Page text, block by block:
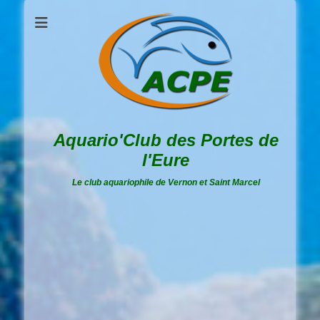
Aquario'Club des Portes de
l'Eure
Le club aquariophile de Vernon et Saint Marcel